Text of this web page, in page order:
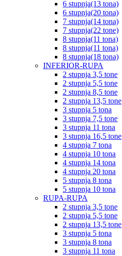
6 stupnja(13 tona)
6 stupnja(20 tona)
7 stupnja(14 tona)
7 stupnja(22 tone)
8 stupnja(11 tona)
8 stupnja(11 tona)
8 stupnja(18 tona)
INFERIOR-RUPA
2 stupnja 3,5 tone
2 stupnja 5,5 tone
2 stupnja 8,5 tone
2 stupnja 13,5 tone
3 stupnja 5 tona
3 stupnja 7,5 tone
3 stupnja 11 tona
3 stupnja 16,5 tone
4 stupnja 7 tona
4 stupnja 10 tona
4 stupnja 14 tona
4 stupnja 20 tona
5 stupnja 8 tona
5 stupnja 10 tona
RUPA-RUPA
2 stupnja 3,5 tone
2 stupnja 5,5 tone
2 stupnja 13,5 tone
3 stupnja 5 tona
3 stupnja 8 tona
3 stupnja 11 tona